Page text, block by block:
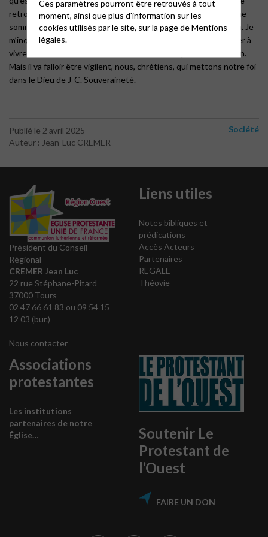
retrouver ? cela signifie que, sans cette aide technique, nous ne
sommes plus capables de nous retrouver. Je m’inquiète de cela. Je
m’inquiète d’un monde en train de trouver un maître pour l’aider à
vivre humainement. L’IA a surement du bon et peu servir le bien.
Mais il va falloir être vigilent, nous, chrétiens, qui mettons notre foi
dans le Dieu de J-C. Souveraineté.
Publié le 2 avril 2025
Auteur : Jean-Luc CREMER
Société
Président du Conseil
Régional
CREMER Jean Luc
22 rue Stéphane-Pitard
37000 Tours
02 47 66 61 83 ou 09 54 15
12 03 (bur.)
Nous contacter
Liens utiles
Notes bibliques et
prédications
Accès Acteurs
Partenaires
REGALE
Théovie
Associations
protestantes
Les institutions
partenaires de notre
Église…
Soutenir Le
Protestant de
l’Ouest
FAIRE UN DON
Ces paramètres pourront être retrouvés à tout
moment, ainsi que plus d'information sur les
cookies utilisés par le site, sur la page deMentions
légales.